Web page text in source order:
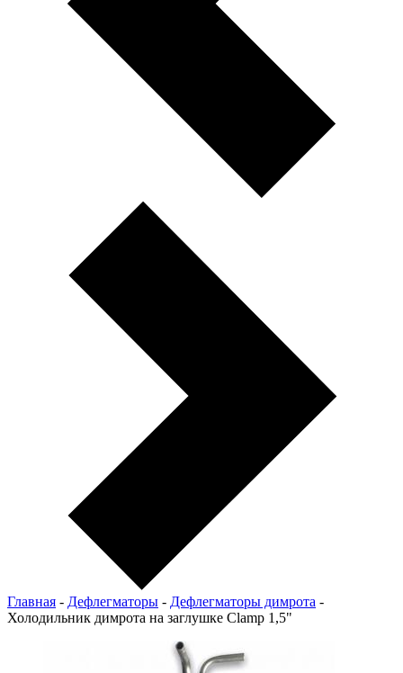
Главная - Дефлегматоры - Дефлегматоры димрота -
Холодильник димрота на заглушке Clamp 1,5"